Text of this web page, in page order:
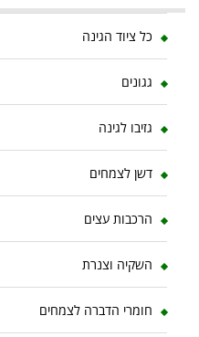
כל ציוד הגינה
גגונים
גזיבו לגינה
דשן לצמחים
הרכבות עצים
השקיה וצנרת
חומרי הדברה לצמחים